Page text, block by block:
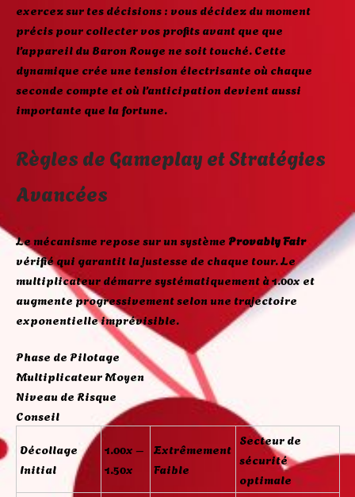
exercez sur tes décisions : vous décidez du moment
précis pour collecter vos profits avant que que
l’appareil du Baron Rouge ne soit touché. Cette
dynamique crée une tension électrisante où chaque
seconde compte et où l’anticipation devient aussi
importante que la fortune.
Règles de Gameplay et Stratégies
Avancées
Le mécanisme repose sur un système Provably Fair
vérifié qui garantit la justesse de chaque tour. Le
multiplicateur démarre systématiquement à 1.00x et
augmente progressivement selon une trajectoire
exponentielle imprévisible.
Phase de Pilotage
Multiplicateur Moyen
Niveau de Risque
Conseil
Décollage
Initial
1.00x –
1.50x
Extrêmement
Faible
Secteur de
sécurité
optimale